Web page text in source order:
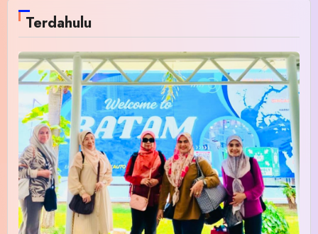
Terdahulu